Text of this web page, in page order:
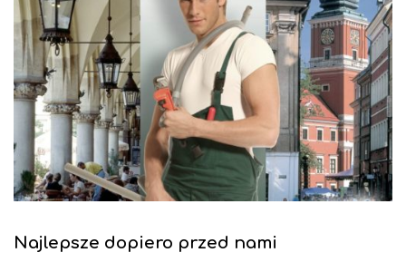
Najlepsze dopiero przed nami